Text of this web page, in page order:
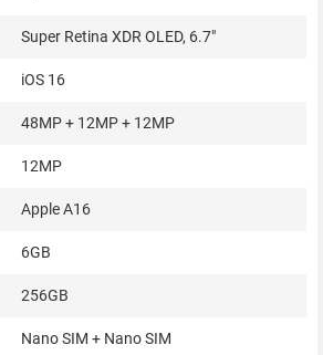
Super Retina XDR OLED, 6.7"
iOS 16
48MP + 12MP + 12MP
12MP
Apple A16
6GB
256GB
Nano SIM + Nano SIM